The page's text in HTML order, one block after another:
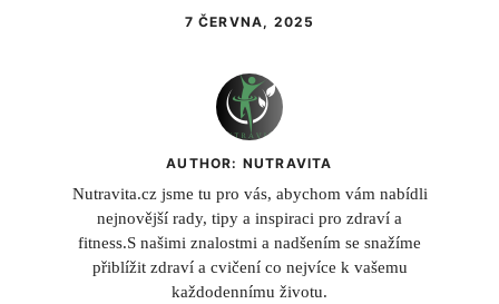
7 ČERVNA, 2025
AUTHOR: NUTRAVITA
Nutravita.cz jsme tu pro vás, abychom vám nabídli
nejnovější rady, tipy a inspiraci pro zdraví a
fitness.S našimi znalostmi a nadšením se snažíme
přiblížit zdraví a cvičení co nejvíce k vašemu
každodennímu životu.